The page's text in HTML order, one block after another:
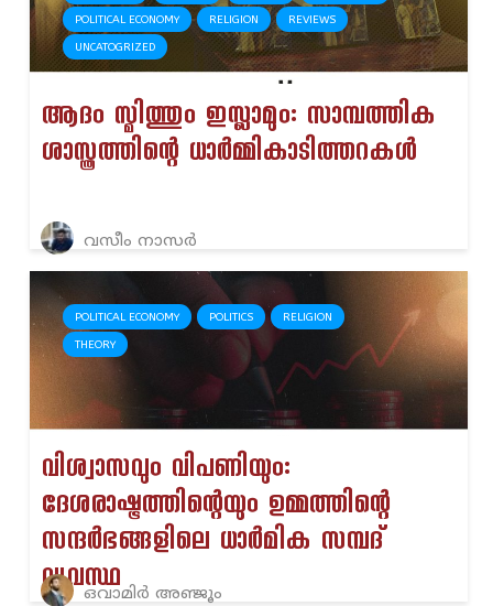
POLITICAL ECONOMY RELIGION REVIEWS
UNCATOGRIZED
ആദം സ്മിത്തും ഇസ്ലാമും: സാമ്പത്തിക
ശാസ്ത്രത്തിന്റെ ധാർമ്മികാടിത്തറകൾ
വസീം നാസർ
POLITICAL ECONOMY POLITICS RELIGION
THEORY
വിശ്വാസവും വിപണിയും:
ദേശരാഷ്ട്രത്തിന്റെയും ഉമ്മത്തിന്റെ
സന്ദർഭങ്ങളിലെ ധാർമിക സമ്പദ്
വ്യവസ്ഥഒവാമിർ അഞ്ജൂം